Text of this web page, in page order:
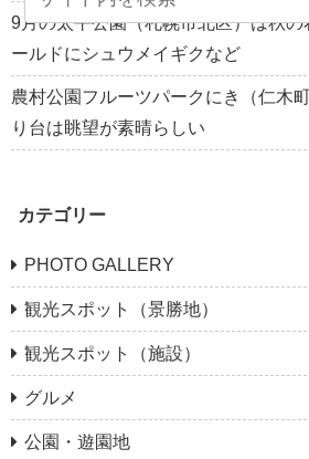
9月の太平公園（札幌市北区）は秋
ールドにシュウメイギクなど
農村公園フルーツパークにき（仁木
り台は眺望が素晴らしい
カテゴリー
PHOTO GALLERY
観光スポット（景勝地）
観光スポット（施設）
グルメ
公園・遊園地